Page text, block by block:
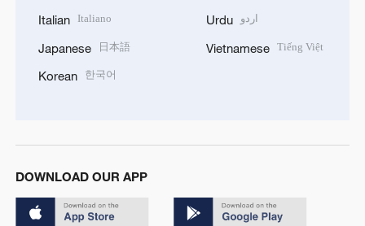
Italian Italiano
Japanese 日本語
Korean 한국어
Urdu اردو
Vietnamese Tiếng Việt
DOWNLOAD OUR APP